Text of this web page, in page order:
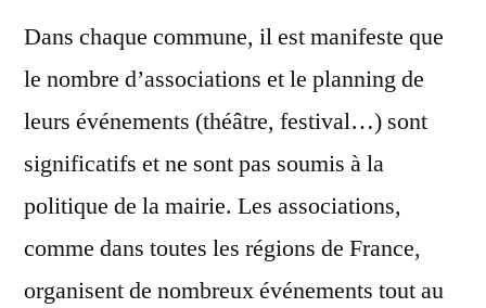
Dans chaque commune, il est manifeste que
le nombre d’associations et le planning de
leurs événements (théâtre, festival…) sont
significatifs et ne sont pas soumis à la
politique de la mairie. Les associations,
comme dans toutes les régions de France,
organisent de nombreux événements tout au